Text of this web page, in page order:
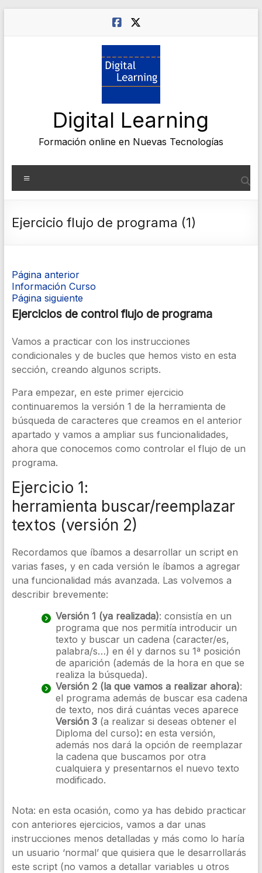
Digital Learning
Formación online en Nuevas Tecnologías
Ejercicio flujo de programa (1)
Página anterior
Información Curso
Página siguiente
Ejercicios de control flujo de programa
Vamos a practicar con los instrucciones
condicionales y de bucles que hemos visto en esta
sección, creando algunos scripts.
Para empezar, en este primer ejercicio
continuaremos la versión 1 de la herramienta de
búsqueda de caracteres que creamos en el anterior
apartado y vamos a ampliar sus funcionalidades,
ahora que conocemos como controlar el flujo de un
programa.
Ejercicio 1:
herramienta buscar/reemplazar
textos (versión 2)
Recordamos que íbamos a desarrollar un script en
varias fases, y en cada versión le íbamos a agregar
una funcionalidad más avanzada. Las volvemos a
describir brevemente:
Versión 1 (ya realizada): consistía en un
programa que nos permitía introducir un
texto y buscar un cadena (caracter/es,
palabra/s…) en él y darnos su 1ª posición
de aparición (además de la hora en que se
realiza la búsqueda).
Versión 2 (la que vamos a realizar ahora):
el programa además de buscar esa cadena
de texto, nos dirá cuántas veces aparece
Versión 3(a realizar si deseas obtener el
Diploma del curso):en esta versión,
además nos dará la opción de reemplazar
la cadena que buscamos por otra
cualquiera y presentarnos el nuevo texto
modificado.
Nota: en esta ocasión, como ya has debido practicar
con anteriores ejercicios, vamos a dar unas
instrucciones menos detalladas y más como lo haría
un usuario ‘normal’ que quisiera que le desarrollarás
este script (no vamos a detallar variables u otros